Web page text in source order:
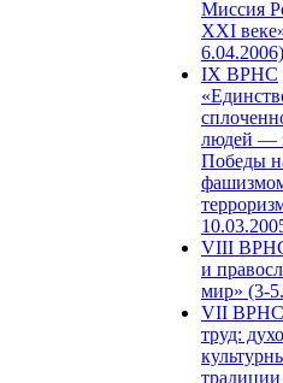
Миссия
XXI
6.04.2006)
IX ВРНС
людей —
Победы
VIII
и
мир» (3-
VII ВРНС
труд: